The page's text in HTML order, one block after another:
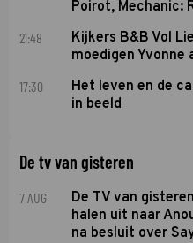
Poirot, Mechanic:
21:48
Kijkers B&B Vol
moedigen Yvonne
17:30
Het leven en de
in beeld
De tv van gisteren
7 AUG
De TV van
halen uit naar
na besluit over